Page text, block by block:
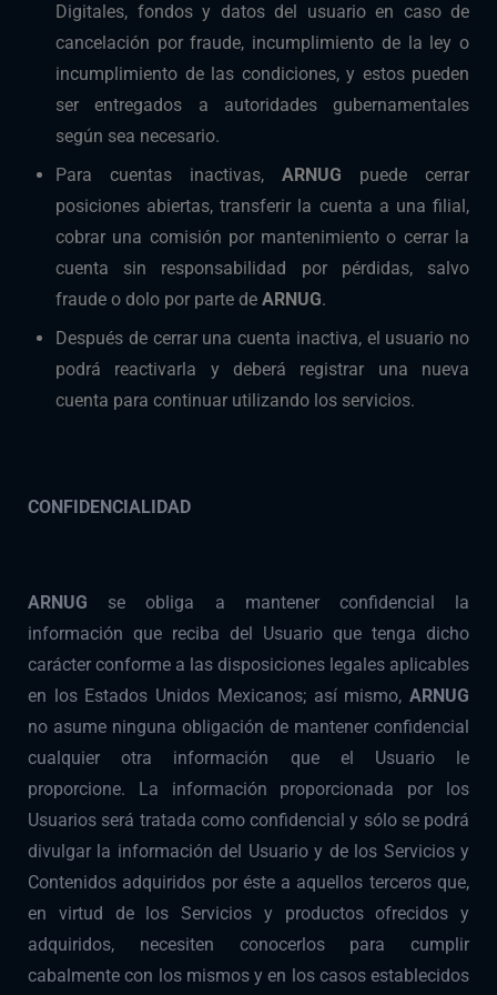
Digitales, fondos y datos del usuario en caso de
cancelación por fraude, incumplimiento de la ley o
incumplimiento de las condiciones, y estos pueden
ser entregados a autoridades gubernamentales
según sea necesario.
Para cuentas inactivas, ARNUG puede cerrar
posiciones abiertas, transferir la cuenta a una filial,
cobrar una comisión por mantenimiento o cerrar la
cuenta sin responsabilidad por pérdidas, salvo
fraude o dolo por parte de ARNUG.
Después de cerrar una cuenta inactiva, el usuario no
podrá reactivarla y deberá registrar una nueva
cuenta para continuar utilizando los servicios.
CONFIDENCIALIDAD
ARNUG se obliga a mantener confidencial la
información que reciba del Usuario que tenga dicho
carácter conforme a las disposiciones legales aplicables
en los Estados Unidos Mexicanos; así mismo, ARNUG
no asume ninguna obligación de mantener confidencial
cualquier otra información que el Usuario le
proporcione. La información proporcionada por los
Usuarios será tratada como confidencial y sólo se podrá
divulgar la información del Usuario y de los Servicios y
Contenidos adquiridos por éste a aquellos terceros que,
en virtud de los Servicios y productos ofrecidos y
adquiridos, necesiten conocerlos para cumplir
cabalmente con los mismos y en los casos establecidos